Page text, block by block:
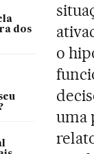
dos
o
uma